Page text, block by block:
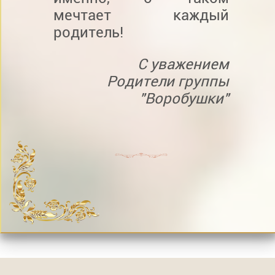
мечтает каждый
родитель!
С уважением
Родители группы
"Воробушки"